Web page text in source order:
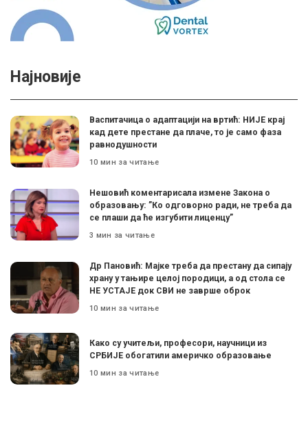
Најновије
Васпитачица о адаптацији на вртић: НИЈЕ крај
кад дете престане да плаче, то је само фаза
равнодушности
10 мин за читање
Нешовић коментарисала измене Закона о
образовању: ”Ко одговорно ради, не треба да
се плаши да ће изгубити лиценцу”
3 мин за читање
Др Пановић: Мајке треба да престану да сипају
храну у тањире целој породици, а од стола се
НЕ УСТАЈЕ док СВИ не заврше оброк
10 мин за читање
Како су учитељи, професори, научници из
СРБИЈЕ обогатили америчко образовање
10 мин за читање